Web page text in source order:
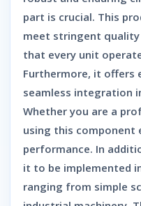
part is crucial. This
meet stringent
that every unit
Furthermore, it offers
seamless integration
Whether you are a
using this component
performance. In
it to be implemented
ranging from simple